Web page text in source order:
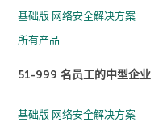
基础版 网络安全解决方案
所有产品
51-999 名员工的中型企业
基础版 网络安全解决方案